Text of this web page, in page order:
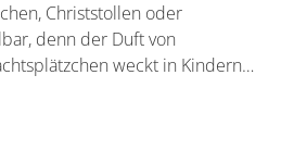
Christstollen oder
denn der Duft von
weckt in Kindern…
/>16.